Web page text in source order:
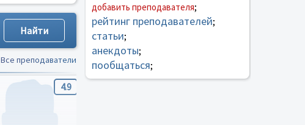
Все преподаватели
4.9
добавить преподавателя;
рейтинг преподавателей;
статьи;
анекдоты;
пообщаться;